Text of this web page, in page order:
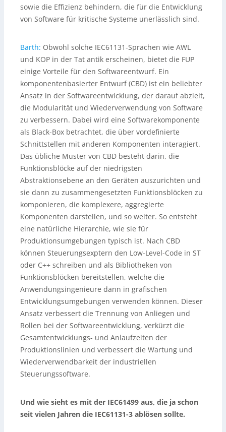
sowie die Effizienz behindern, die für die Entwicklung
von Software für kritische Systeme unerlässlich sind.
Barth: Obwohl solche IEC61131-Sprachen wie AWL
und KOP in der Tat antik erscheinen, bietet die FUP
einige Vorteile für den Softwareentwurf. Ein
komponentenbasierter Entwurf (CBD) ist ein beliebter
Ansatz in der Softwareentwicklung, der darauf abzielt,
die Modularität und Wiederverwendung von Software
zu verbessern. Dabei wird eine Softwarekomponente
als Black-Box betrachtet, die über vordefinierte
Schnittstellen mit anderen Komponenten interagiert.
Das übliche Muster von CBD besteht darin, die
Funktionsblöcke auf der niedrigsten
Abstraktionsebene an den Geräten auszurichten und
sie dann zu zusammengesetzten Funktionsblöcken zu
komponieren, die komplexere, aggregierte
Komponenten darstellen, und so weiter. So entsteht
eine natürliche Hierarchie, wie sie für
Produktionsumgebungen typisch ist. Nach CBD
können Steuerungsexptern den Low-Level-Code in ST
oder C++ schreiben und als Bibliotheken von
Funktionsblöcken bereitstellen, welche die
Anwendungsingenieure dann in grafischen
Entwicklungsumgebungen verwenden können. Dieser
Ansatz verbessert die Trennung von Anliegen und
Rollen bei der Softwareentwicklung, verkürzt die
Gesamtentwicklungs- und Anlaufzeiten der
Produktionslinien und verbessert die Wartung und
Wiederverwendbarkeit der industriellen
Steuerungssoftware.
Und wie sieht es mit der IEC61499 aus, die ja schon
seit vielen Jahren die IEC61131-3 ablösen sollte.